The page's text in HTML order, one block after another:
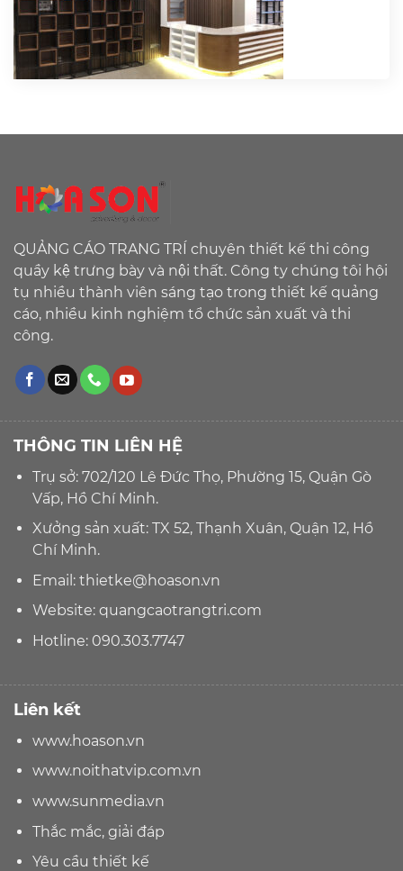
QUẢNG CÁO TRANG TRÍ chuyên thiết kế thi công
quầy kệ trưng bày và nội thất. Công ty chúng tôi hội
tụ nhiều thành viên sáng tạo trong thiết kế quảng
cáo, nhiều kinh nghiệm tổ chức sản xuất và thi
công.
THÔNG TIN LIÊN HỆ
Trụ sở: 702/120 Lê Đức Thọ, Phường 15, Quận Gò
Vấp, Hồ Chí Minh.
Xưởng sản xuất: TX 52, Thạnh Xuân, Quận 12, Hồ
Chí Minh.
Email: thietke@hoason.vn
Website:quangcaotrangtri.com
Hotline: 090.303.7747
Liên kết
www.hoason.vn
www.noithatvip.com.vn
www.sunmedia.vn
Thắc mắc, giải đáp
Yêu cầu thiết kế